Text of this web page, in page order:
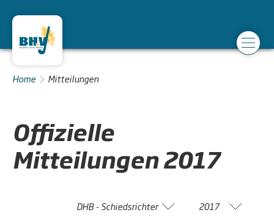
Home Mitteilungen
Offizielle
Mitteilungen2017
DHB - Schiedsrichter 2017